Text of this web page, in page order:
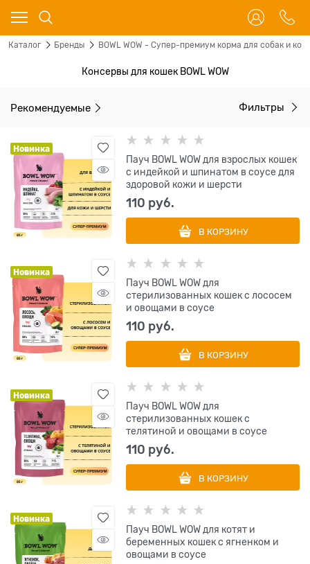
Каталог Бренды BOWL WOW - Супер-премиум корма для собак и
Консервы для кошек BOWL WOW
Рекомендуемые Фильтры
Новинка
Пауч BOWL WOW для взрослых кошек
с индейкой и шпинатом в соусе для
здоровой кожи и шерсти
110 руб.
В КОРЗИНУ
Новинка
Пауч BOWL WOW для
стерилизованных кошек с лососем
и овощами в соусе
110 руб.
В КОРЗИНУ
Новинка
Пауч BOWL WOW для
стерилизованных кошек с
телятиной и овощами в соусе
110 руб.
В КОРЗИНУ
Новинка
Пауч BOWL WOW для котят и
беременных кошек с ягненком и
овощами в соусе